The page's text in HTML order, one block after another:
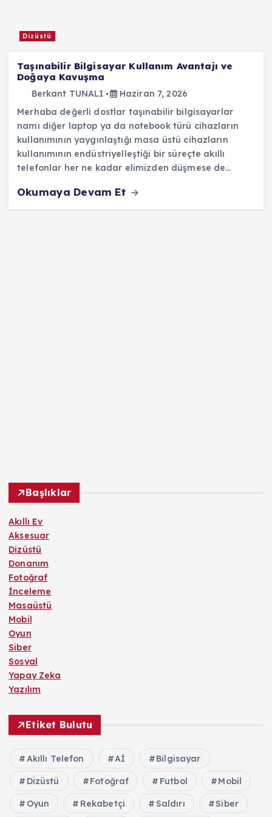
Dizüstü
Taşınabilir Bilgisayar Kullanım Avantajı ve
Doğaya Kavuşma
Berkant TUNALI
Haziran 7, 2026
Merhaba değerli dostlar taşınabilir bilgisayarlar
namı diğer laptop ya da notebook türü cihazların
kullanımının yaygınlaştığı masa üstü cihazların
kullanımının endüstriyelleştiği bir süreçte akıllı
telefonlar her ne kadar elimizden düşmese de…
Okumaya Devam Et
Başlıklar
Akıllı Ev
Aksesuar
Dizüstü
Donanım
Fotoğraf
İnceleme
Masaüstü
Mobil
Oyun
Siber
Sosyal
Yapay Zeka
Yazılım
Etiket Bulutu
Akıllı Telefon Aİ Bilgisayar
Dizüstü Fotoğraf Futbol Mobil
Oyun Rekabetçi Saldırı Siber